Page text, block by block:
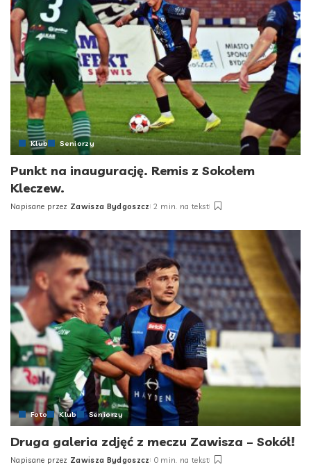
Klub Seniorzy
Punkt na inaugurację. Remis z Sokołem
Kleczew.
Posted
Napisane przez Zawisza Bydgoszcz 2 min. na tekst
Foto Klub Seniorzy
Druga galeria zdjęć z meczu Zawisza – Sokół!
Posted
Napisane przez Zawisza Bydgoszcz 0 min. na tekst